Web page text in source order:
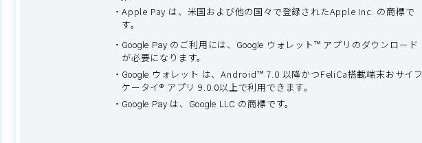
Apple Pay は、米国および他の国々で登録されたApple Inc. の商標で
す。
Google Pay のご利用には、 Google ウォレット™ アプリのダウンロード
が必要になります。
Google ウォレット は、Android™ 7.0 以降かつFeliCa搭載端末おサイフ
ケータイ® アプリ 9.0.0以上で利用できます。
Google Pay は、 Google LLC の商標です。